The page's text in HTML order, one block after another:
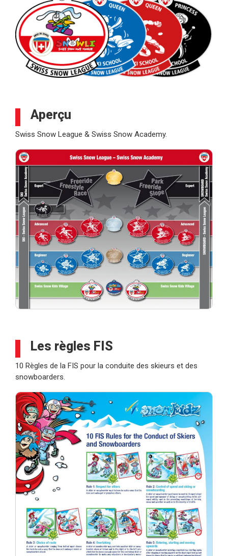
Aperçu
Swiss Snow League & Swiss Snow Academy.
Les règles FIS
10 Règles de la FIS pour la conduite des skieurs et des
snowboarders.